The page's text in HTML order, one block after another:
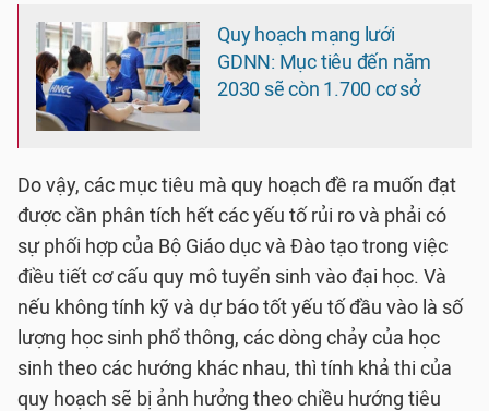
Quy hoạch mạng lưới
GDNN: Mục tiêu đến năm
2030 sẽ còn 1.700 cơ sở
Do vậy, các mục tiêu mà quy hoạch đề ra muốn đạt
được cần phân tích hết các yếu tố rủi ro và phải có
sự phối hợp của Bộ Giáo dục và Đào tạo trong việc
điều tiết cơ cấu quy mô tuyển sinh vào đại học. Và
nếu không tính kỹ và dự báo tốt yếu tố đầu vào là số
lượng học sinh phổ thông, các dòng chảy của học
sinh theo các hướng khác nhau, thì tính khả thi của
quy hoạch sẽ bị ảnh hưởng theo chiều hướng tiêu